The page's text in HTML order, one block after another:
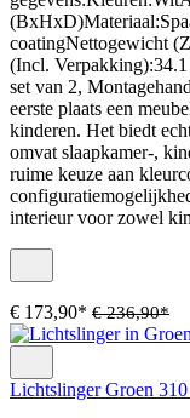
coatingNettogewicht
(Incl.
set van 2,
eerste plaats een
kinderen. Het biedt
omvat slaapkamer-,
ruime keuze aan
interieur voor zowel
€ 173,90* € 236,90*
Lichtslinger Groen